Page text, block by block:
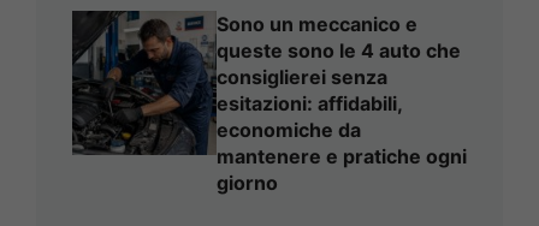
Sono un meccanico e
queste sono le 4 auto che
consiglierei senza
esitazioni: affidabili,
economiche da
mantenere e pratiche ogni
giorno